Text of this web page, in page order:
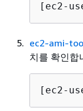
[ec2-
ec2-ami-
치를 확인합
[ec2-